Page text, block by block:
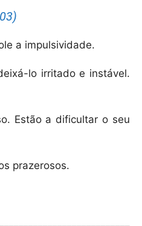
a impulsividade.
lo irritado e instável.
Estão a dificultar o seu
prazerosos.